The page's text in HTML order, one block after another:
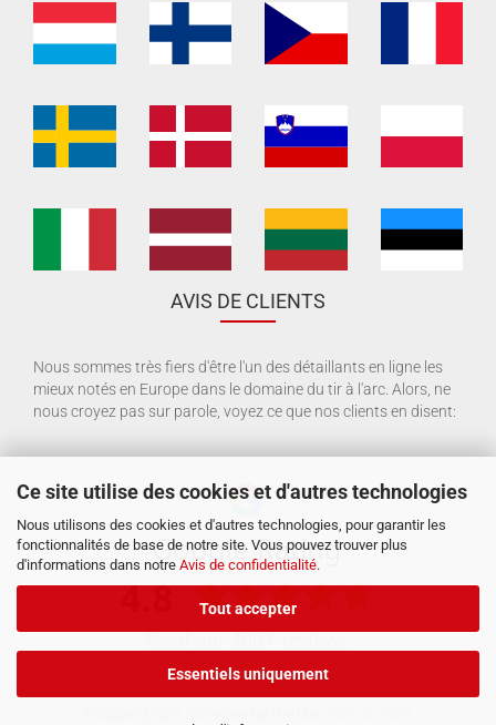
Ce site utilise des cookies et d'autres technologies
Nous utilisons des cookies et d'autres technologies, pour garantir les
fonctionnalités de base de notre site. Vous pouvez trouver plus
d'informations dans notre Avis de confidentialité.
Tout accepter
Essentiels uniquement
AVIS DE CLIENTS
Nous sommes très fiers d'être l'un des détaillants en ligne les
mieux notés en Europe dans le domaine du tir à l'arc. Alors, ne
nous croyez pas sur parole, voyez ce que nos clients en disent: